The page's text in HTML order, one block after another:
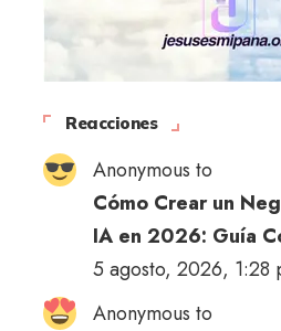
Reacciones
Anonymous to
Cómo Crear un
IA en 2026: Guía
5 agosto, 2026, 1:28
Anonymous to